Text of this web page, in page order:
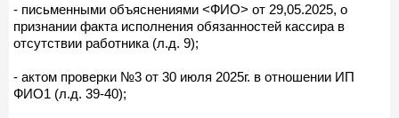
- письменными объяснениями <ФИО> от 29,05.2025, о
признании факта исполнения обязанностей кассира в
отсутствии работника (л.д. 9);
- актом проверки №3 от 30 июля 2025г. в отношении ИП
ФИО1 (л.д. 39-40);